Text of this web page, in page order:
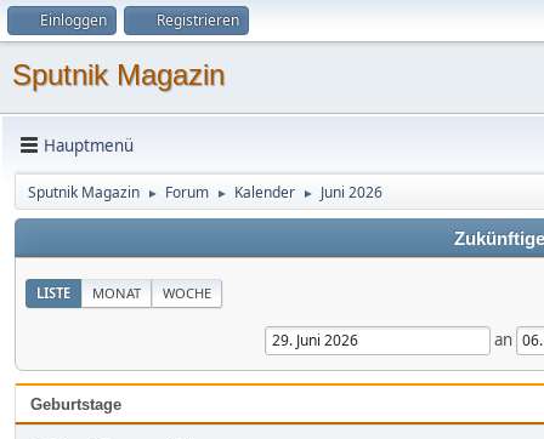
Einloggen Registrieren
Sputnik Magazin
Hauptmenü
Sputnik Magazin ► Forum ► Kalender ► Juni 2026
LISTE MONAT WOCHE
an
Geburtstage